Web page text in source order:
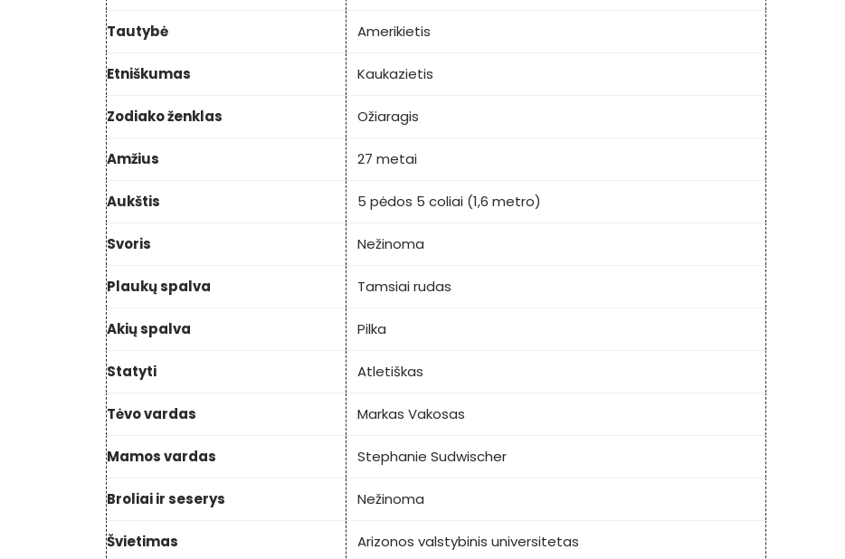
Tautybė Amerikietis
Etniškumas Kaukazietis
Zodiako ženklas Ožiaragis
Amžius 27 metai
Aukštis 5 pėdos 5 coliai (1,6 metro)
Svoris Nežinoma
Plaukų spalva Tamsiai rudas
Akių spalva Pilka
Statyti Atletiškas
Tėvo vardas Markas Vakosas
Mamos vardas Stephanie Sudwischer
Broliai ir seserys Nežinoma
Švietimas Arizonos valstybinis universitetas